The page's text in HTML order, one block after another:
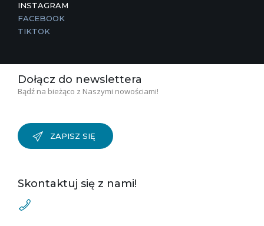
INSTAGRAM
FACEBOOK
TIKTOK
Dołącz do newslettera
Bądź na bieżąco z Naszymi nowościami!
ZAPISZ SIĘ
Skontaktuj się z nami!